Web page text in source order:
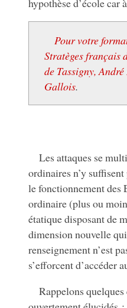
hypothèse d’école car
Pour votre
Stratèges français
de Tassigny,
Gallois.
Les attaques se
ordinaires n’y
le fonctionnement des
ordinaire (plus ou
étatique disposant de
dimension nouvelle
renseignement n’est
s’efforcent d’accéder
Rappelons